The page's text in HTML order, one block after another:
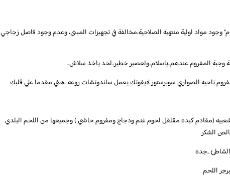
مواد اولية منتهية الصلاحية،مخالفة في تجهيزات المبنى، وعدم وجود فاصل زجاجي
المفروم عندهم..ياسلام..ولعصير خطير..لحد ياخذ سلاش..
ناحيه الصواري سوبرستور لايفوتك يعمل ساندوتشات روعه…هني مقدما علي قلبك
(مقادم كبده مقلقل لحوم غنم ودجاج ومفروم حاشي ) وجميعها من اللحم البلدي
الشكر
..جده
اللحم